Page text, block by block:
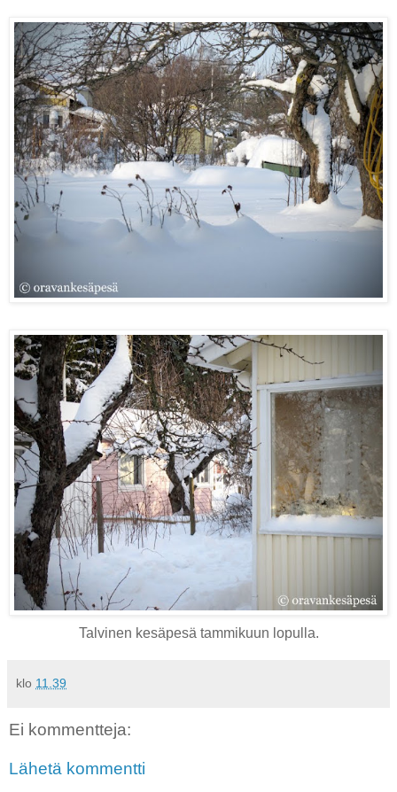
Talvinen kesäpesä tammikuun lopulla.
klo 11.39
Ei kommentteja:
Lähetä kommentti